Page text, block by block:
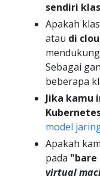
sendiri
Apakah
atau di
Sebagai
beberapa
Jika kamu
model
Apakah
pada
virtual